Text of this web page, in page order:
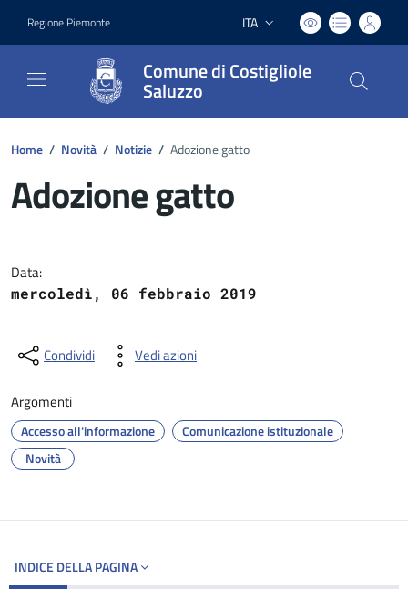
Regione Piemonte Lingua attiva:
ITA
Comune di Costigliole
Saluzzo
Home / Novità / Notizie / Adozione gatto
Adozione gatto
Data:
mercoledì, 06 febbraio 2019
Condividi Vedi azioni
Argomenti
Accesso all'informazione
Comunicazione istituzionale
Novità
INDICE DELLA PAGINA